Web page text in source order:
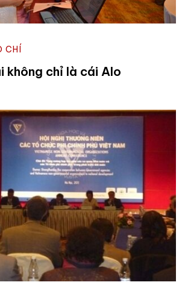
CHÍ
không chỉ là cái Alo